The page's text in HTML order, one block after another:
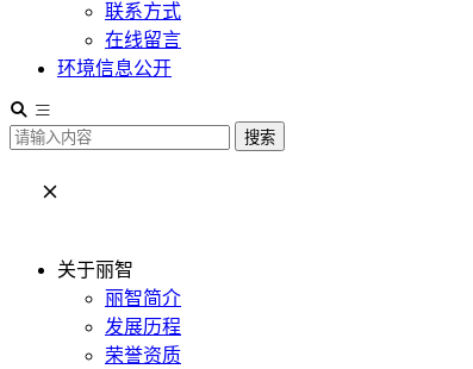
联系方式
在线留言
环境信息公开
搜索
关于丽智
丽智简介
发展历程
荣誉资质